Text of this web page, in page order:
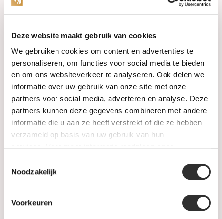
Deze website maakt gebruik van cookies
We gebruiken cookies om content en advertenties te
personaliseren, om functies voor social media te bieden
en om ons websiteverkeer te analyseren. Ook delen we
informatie over uw gebruik van onze site met onze
partners voor social media, adverteren en analyse. Deze
partners kunnen deze gegevens combineren met andere
informatie die u aan ze heeft verstrekt of die ze hebben
verzameld op basis van uw gebruik van hun
Noodzakelijk
Voorkeuren
PRE-OWNED
Luxury Accessories
Maatwerk
Gents Jewelry
SALE
Information